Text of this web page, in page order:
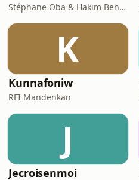
Stéphane Oba & Hakim Benbadra
K
Kunnafoniw
RFI Mandenkan
J
Jecroisenmoi